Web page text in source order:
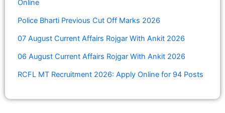
Online
Police Bharti Previous Cut Off Marks 2026
07 August Current Affairs Rojgar With Ankit 2026
06 August Current Affairs Rojgar With Ankit 2026
RCFL MT Recruitment 2026: Apply Online for 94 Posts